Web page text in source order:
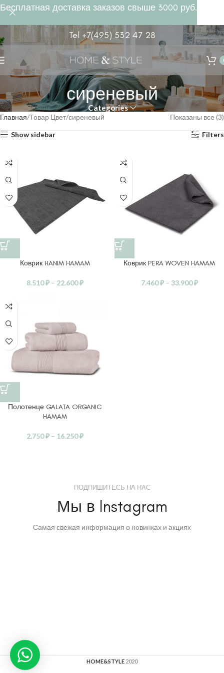
Tel +7(495) 532 47 28
сиреневый
Categories
Главная Товар Цвет сиреневый Показаны все (3)
Show sidebar Filters
Коврик HANIM HAMAM
8.510₽ – 22.600₽
Коврик PERA WOVEN HAMAM
7.460₽ – 33.900₽
Полотенце GALATA ORGANIC
HAMAM
2.750₽ – 16.250₽
ПОДПИШИТЕСЬ НА НАС
Мы в Instagram
Самая свежая информация о новинках и акциях
HOME&STYLE 2020
Бесплатная доставка заказов свыше 3000 руб.